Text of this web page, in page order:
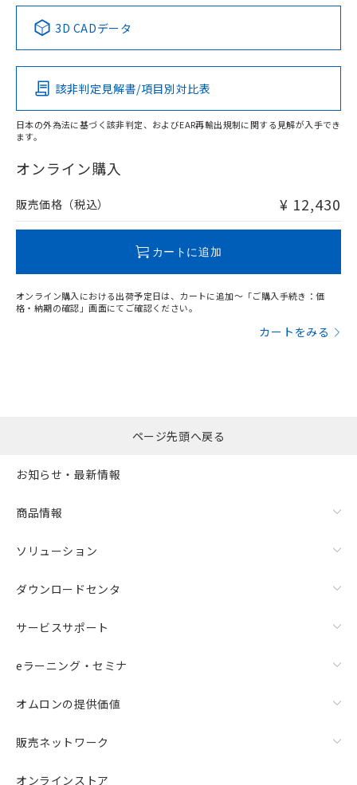
以上、n: 90mm以上
Pb Hg Cd Cr(VI)
O
在庫等で未対応品が混在する可能性があります。
問い合わせください。
この製品の規格認証/適合状況ページへ
その他の認証はこちらのページからご検索ください
3D CADデータ
該非判定見解書/項目別対比表
日本の外為法に基づく該非判定、およびEAR再輸出規制に関する見解が入手でき
ます。
オンライン購入
販売価格（税込） ¥ 12,430
カートに追加
オンライン購入における出荷予定日は、カートに追加～「ご購入手続き：価
格・納期の確認」画面にてご確認ください。
カートをみる
ページ先頭へ戻る
お知らせ・最新情報
商品情報
ソリューション
ダウンロードセンタ
サービスサポート
eラーニング・セミナ
オムロンの提供価値
販売ネットワーク
オンラインストア